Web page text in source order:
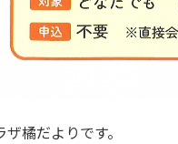
ザ橘だよりです。